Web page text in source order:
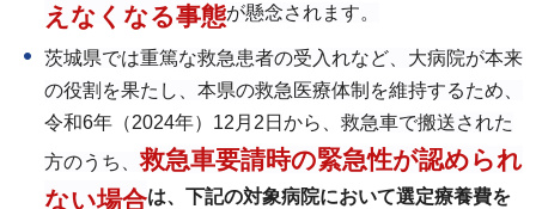
えなくなる事態が懸念されます。
茨城県では重篤な救急患者の受入れなど、大病院が本来
の役割を果たし、本県の救急医療体制を維持するため、
令和6年（2024年）12月2日から、 救急車で搬送された
方のうち、救急車要請時の緊急性が認められ
ない場合は、下記の対象病院において選定療養費を